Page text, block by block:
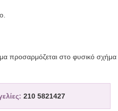
προσαρμόζεται στο φυσικό σχήμα
210 5821427